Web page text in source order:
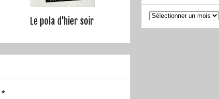
Le pola d'hier soir
*
Archives